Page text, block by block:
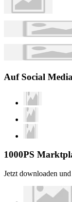
Auf Social Media
1000PS
Jetzt downloaden